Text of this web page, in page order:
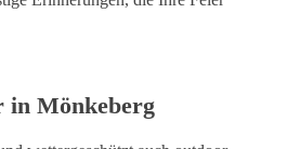
in Mönkeberg